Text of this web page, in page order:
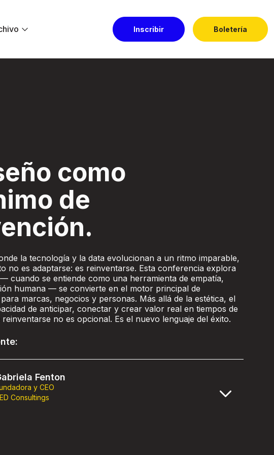
Inscribir Boletería
como
de
la tecnología y la data evolucionan a un ritmo imparable,
no es adaptarse: es reinventarse. Esta conferencia explora
cuando se entiende como una herramienta de empatía,
humana — se convierte en el motor principal de
marcas, negocios y personas. Más allá de la estética, el
de anticipar, conectar y crear valor real en tiempos de
no es opcional. Es el nuevo lenguaje del éxito.
Fenton
y CEO
Consultings